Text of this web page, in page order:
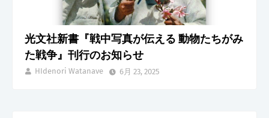
光文社新書『戦中写真が伝える 動物たちがみ
た戦争』刊行のお知らせ
HIdenori Watanave 6月 23, 2025